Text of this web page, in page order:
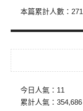
本篇累計人數： 271
今日人氣： 11
累計人氣：354,686